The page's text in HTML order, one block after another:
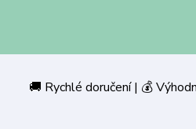
🚚 Rychlé doručení | 💰